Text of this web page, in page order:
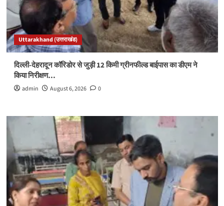
Uttarakhand (उत्तराखंड)
दिल्ली-देहरादून कॉरिडोर से जुड़ी 12 किमी ग्रीनफील्ड बाईपास का डीएम ने
किया निरीक्षण…
admin August 6, 2026 0